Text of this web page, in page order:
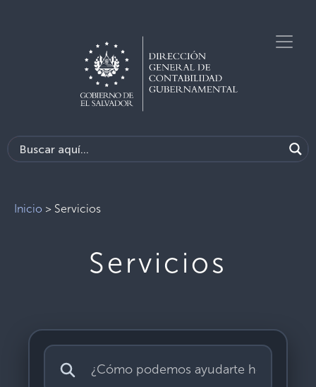
Inicio > Servicios
Servicios